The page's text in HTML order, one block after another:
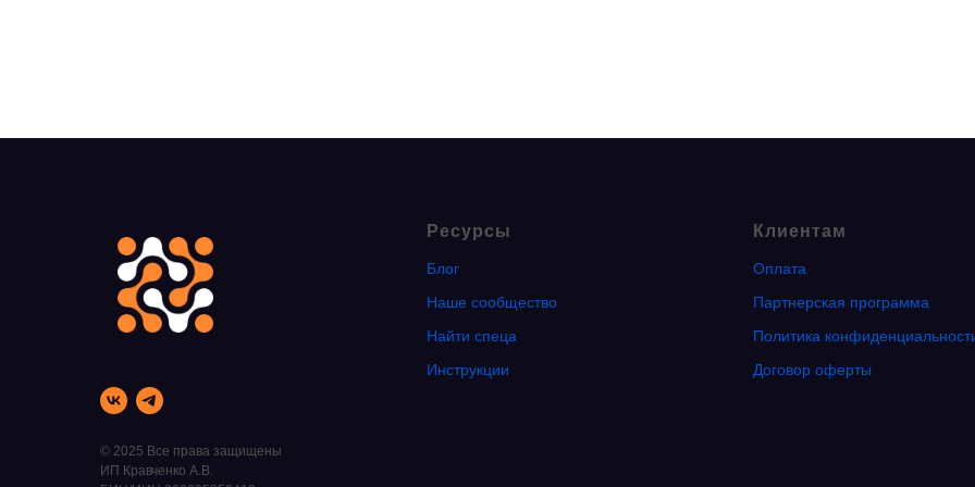
© 2025 Все права защищены
ИП Кравченко А.В.
Ресурсы
Блог
Наше сообщество
Найти спеца
Инструкции
Клиентам
Оплата
Партнерская программа
Политика
Договор оферты